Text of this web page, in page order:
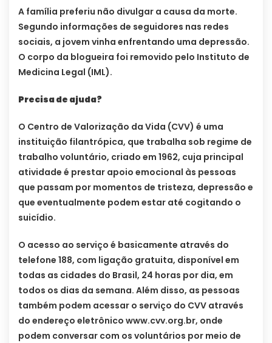
A família preferiu não divulgar a causa da morte.
Segundo informações de seguidores nas redes
sociais, a jovem vinha enfrentando uma depressão.
O corpo da blogueira foi removido pelo Instituto de
Medicina Legal (IML).
Precisa de ajuda?
O Centro de Valorização da Vida (CVV) é uma
instituição filantrópica, que trabalha sob regime de
trabalho voluntário, criado em 1962, cuja principal
atividade é prestar apoio emocional às pessoas
que passam por momentos de tristeza, depressão e
que eventualmente podem estar até cogitando o
suicídio.
O acesso ao serviço é basicamente através do
telefone 188, com ligação gratuita, disponível em
todas as cidades do Brasil, 24 horas por dia, em
todos os dias da semana. Além disso, as pessoas
também podem acessar o serviço do CVV através
do endereço eletrônico www.cvv.org.br, onde
podem conversar com os voluntários por meio de